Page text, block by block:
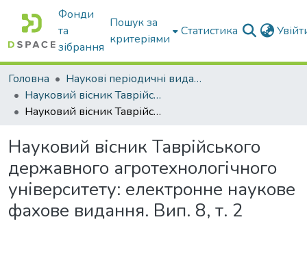
Фонди
та
зібрання
Пошук за
критеріями
Статистика
Головна
Наукові періодичні видання ТДАТУ
Науковий вісник Таврійського державного агротехнологічного університету
Науковий вісник Таврійського державного агротехнологічного університету: електронне наукове фахове видання. Вип. 8, т. 2
Науковий вісник Таврійського
державного агротехнологічного
університету: електронне наукове
фахове видання. Вип. 8, т. 2